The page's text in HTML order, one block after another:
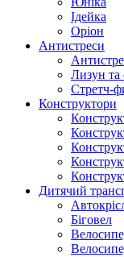
Ідейка
Оріон
Антистреси
Лизун та
Стретч-
Конструктори
Дитячий
Біговел